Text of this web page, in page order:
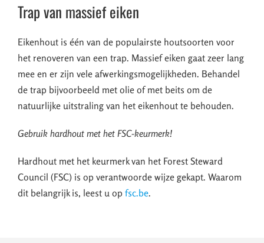
Trap van massief eiken
Eikenhout is één van de populairste houtsoorten voor
het renoveren van een trap. Massief eiken gaat zeer lang
mee en er zijn vele afwerkingsmogelijkheden. Behandel
de trap bijvoorbeeld met olie of met beits om de
natuurlijke uitstraling van het eikenhout te behouden.
Gebruik hardhout met het FSC-keurmerk!
Hardhout met het keurmerk van het Forest Steward
Council (FSC) is op verantwoorde wijze gekapt. Waarom
dit belangrijk is, leest u op fsc.be.